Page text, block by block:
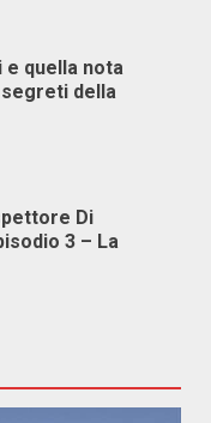
e quella nota
della
Di
3 – La